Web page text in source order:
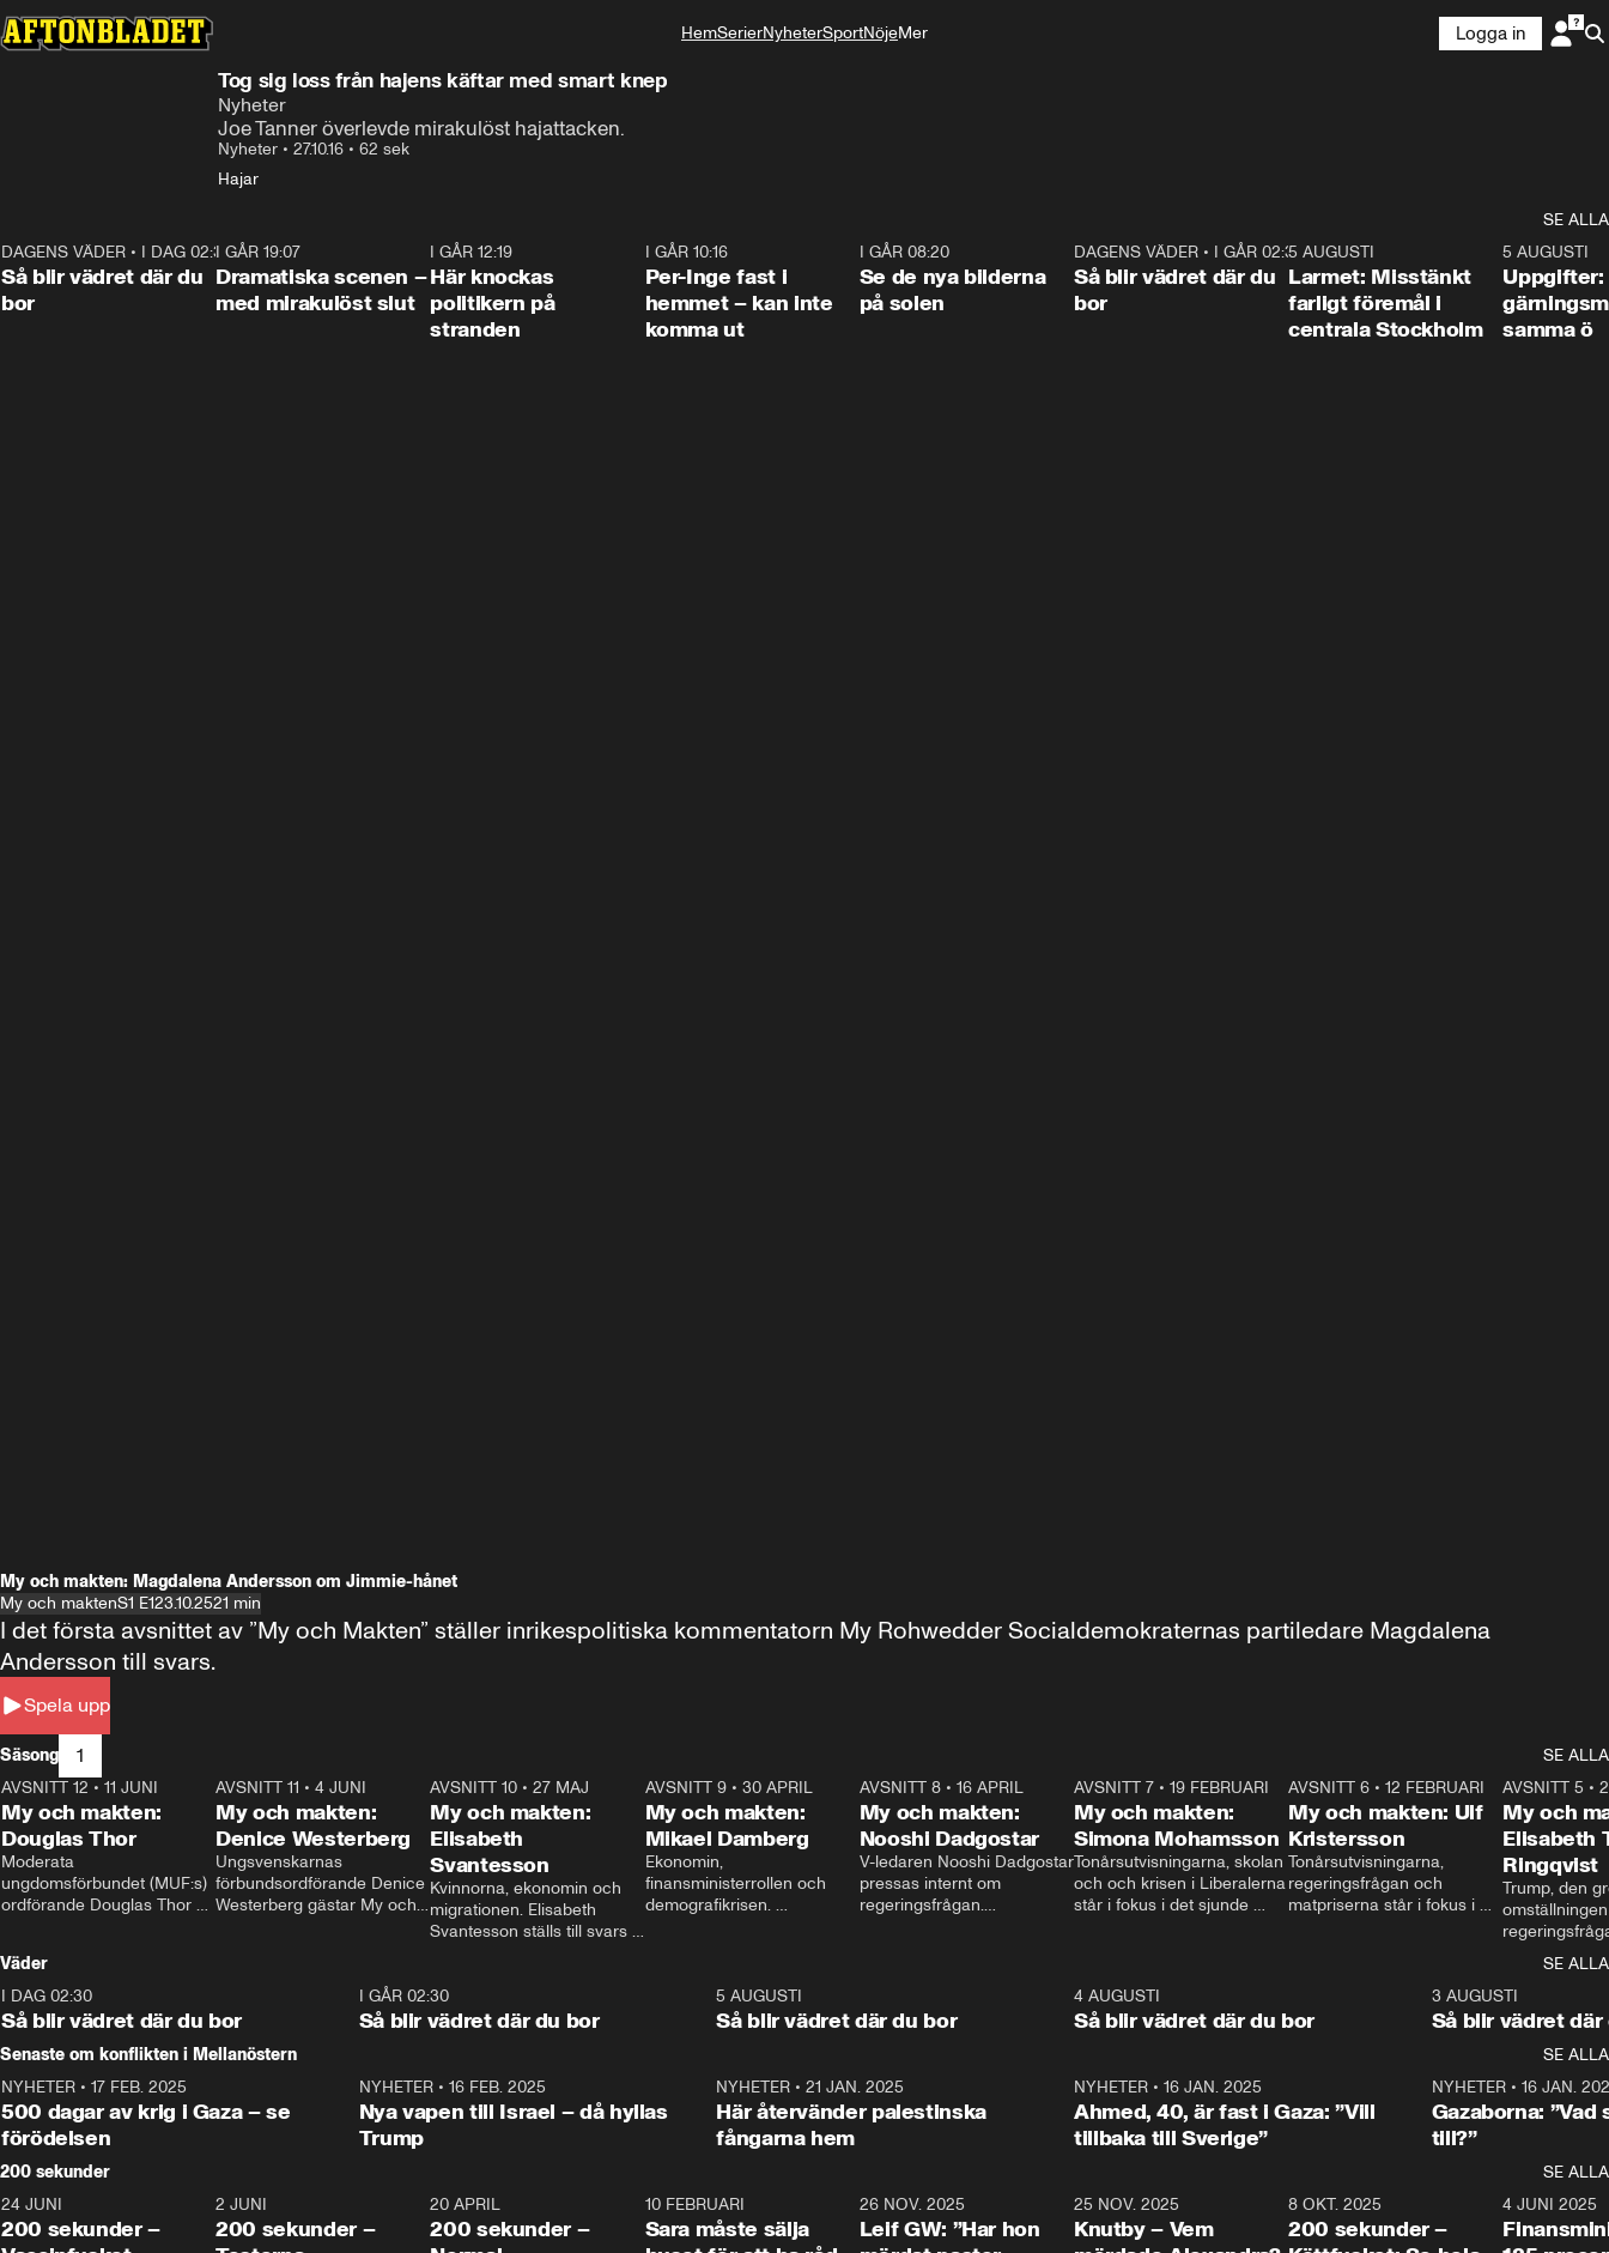
HemSerierNyheterSportNöjeMer
Logga in
Tog sig loss från hajens käftar med smart knep
Nyheter
Joe Tanner överlevde mirakulöst hajattacken.
Nyheter • 27.10.16 • 62 sek
Hajar
SE ALLA
1:06
DAGENS VÄDER • I DAG 02:30
Så blir vädret där du
bor
I GÅR 19:07
Dramatiska scenen –
med mirakulöst slut
I GÅR 12:19
Här knockas
politikern på
stranden
I GÅR 10:16
Per-Inge fast i
hemmet – kan inte
komma ut
I GÅR 08:20
Se de nya bilderna
på solen
1:06
DAGENS VÄDER• I GÅR 02:30
Så blir vädret där du
bor
0:35
5 AUGUSTI
Larmet: Misstänkt
farligt föremål i
centrala Stockholm
5 AUGUSTI
Uppgifter:
samma ö
My och makten: Magdalena Andersson om Jimmie-hånet
My och maktenS1 E123.10.2521 min
Spela upp
I det första avsnittet av ”My och Makten” ställer inrikespolitiska kommentatorn My Rohwedder Socialdemokraternas partiledare Magdalena
Andersson till svars.
Säsong 1
SE ALLA
26:27
AVSNITT 12 • 11 JUNI
My och makten:
Douglas Thor
Moderata
ungdomsförbundet (MUF:s)
ordförande Douglas Thor
tonårsutvisningarna och hur
Moderaterna ska locka
väljare till valet i höst.
23:40
AVSNITT 11 •4 JUNI
My och makten:
Denice Westerberg
Ungsvenskarnas
förbundsordförande Denice
Westerberg gästar My och
AVSNITT 10 •27 MAJ
My och makten:
Elisabeth
Svantesson
Kvinnorna, ekonomin och
migrationen. Elisabeth
Svantesson ställs till svars
AVSNITT 9• 30 APRIL
My och makten:
Mikael Damberg
Ekonomin,
finansministerrollen och
demografikrisen.
och Makten.
AVSNITT 8• 16 APRIL
My och makten:
Nooshi Dadgostar
V-ledaren Nooshi Dadgostar
pressas internt om
regeringsfrågan.
– Vi ställer upp i val. Ska vi
vara med så sitter vi förstås
24:30
AVSNITT 7• 19 FEBRUARI
My och makten:
Simona Mohamsson
Tonårsutvisningarna, skolan
och och krisen i Liberalerna
står i fokus i det sjunde
kommentator My
Rohwedder ställer
utbildnings- och
Mohamsson till svars.
27:30
AVSNITT 6 •12 FEBRUARI
My och makten: Ulf
Kristersson
Tonårsutvisningarna,
regeringsfrågan och
matpriserna står i fokus i
Rohwedder ställer
statsminister Ulf Kristersson
AVSNITT 5 •
My och
Elisabeth
Ringqvist
Trump, den
centrum i
avsnittet av
Makten”. Se
Aftonbladets
Rohwedder
Thand Ring
Väder
SE ALLA
I DAG 02:30
Så blir vädret där du bor
1:06
I GÅR 02:30
Så blir vädret där du bor
5 AUGUSTI
Så blir vädret där du bor
4 AUGUSTI
Så blir vädret där du bor
3 AUGUSTI
Så blir vädret där
Senaste om konflikten i Mellanöstern
SE ALLA
NYHETER • 17 FEB. 2025
500 dagar av krig i Gaza – se
förödelsen
NYHETER• 16 FEB. 2025
Nya vapen till Israel – då hyllas
Trump
NYHETER •21 JAN. 2025
Här återvänder palestinska
fångarna hem
NYHETER• 16 JAN. 2025
Ahmed, 40, är fast i Gaza: ”Vill
tillbaka till Sverige”
NYHETER• 16 JAN.
Gazaborna:
till?”
200 sekunder
SE ALLA
5:00
24 JUNI
200 sekunder –
4:23
2 JUNI
200 sekunder –
20 APRIL
200 sekunder –
10 FEBRUARI
Sara måste sälja
26 NOV. 2025
Leif GW: ”Har hon
31:05
25 NOV. 2025
Knutby – Vem
4:29
8 OKT. 2025
200 sekunder –
4 JUNI 2025